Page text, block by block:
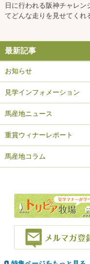
日に行われる阪神チャレ
てどんな走りを見せてくれ
最新記事
お知らせ
見学インフォメーション
馬産地ニュース
重賞ウィナーレポート
馬産地コラム